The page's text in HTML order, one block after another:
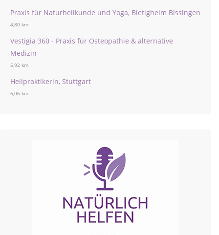
Praxis für Naturheilkunde und Yoga, Bietigheim Bissingen
4,80 km
Vestigia 360 - Praxis für Osteopathie & alternative
Medizin
5,92 km
Heilpraktikerin, Stuttgart
6,06 km